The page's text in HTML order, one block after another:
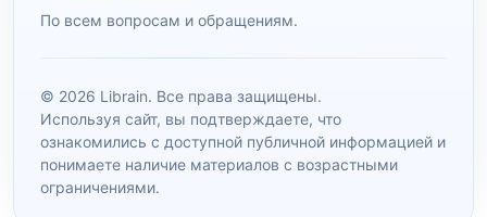
По всем вопросам и обращениям.
© 2026 Librain. Все права защищены.
Используя сайт, вы подтверждаете, что
ознакомились с доступной публичной информацией и
понимаете наличие материалов с возрастными
ограничениями.